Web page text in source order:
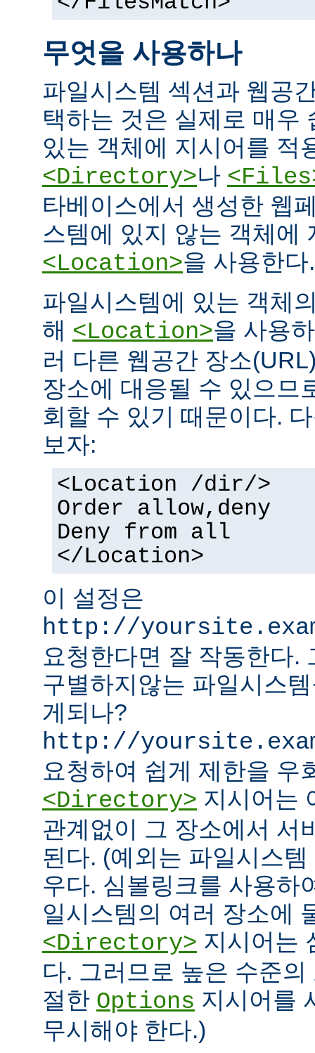
무엇을 사용하나
파일시스템 섹션과 웹공
택하는 것은 실제로 매우
있는 객체에 지시어를 적
<Directory>나
타베이스에서 생성한 웹
스템에 있지 않는 객체에
<Location>을 사용한다.
파일시스템에 있는 객체
해 <Location>을 사용
러 다른 웹공간 장소
장소에 대응될 수 있으므
회할 수 있기 때문이다.
보자:
<Location /dir/>
Order allow,deny
Deny from all
</Location>
이 설정은
http://
요청한다면 잘 작동한다.
구별하지않는 파일시스
게되나?
http://
요청하여 쉽게 제한을 우
<Directory> 지시어는
관계없이 그 장소에서 서
된다. (예외는 파일시스
우다. 심볼링크를 사용하
일시스템의 여러 장소에
<Directory> 지시어는
다. 그러므로 높은 수준
절한 Options 지시어를
무시해야 한다.)